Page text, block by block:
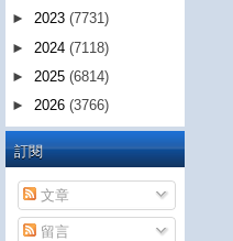
► 2023 (7731)
► 2024 (7118)
► 2025 (6814)
► 2026 (3766)
訂閱
文章
留言